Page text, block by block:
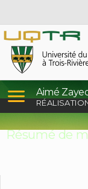
Aimé
Résumé de